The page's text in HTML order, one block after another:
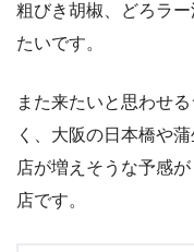
粗びき胡椒、どろラ
たいです。
また来たいと思わせ
く、大阪の日本橋や
店が増えそうな予感
店です。